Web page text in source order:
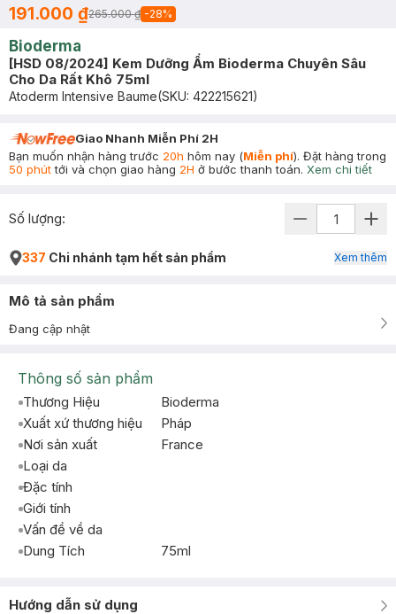
191.000 ₫265.000 ₫ -28%
Bioderma
[HSD 08/2024] Kem Dưỡng Ẩm Bioderma Chuyên Sâu
Cho Da Rất Khô 75ml
Atoderm Intensive Baume(SKU: 422215621)
Giao Nhanh Miễn Phí 2H
Bạn muốn nhận hàng trước 20h hôm nay (Miễn phí). Đặt hàng trong
50 phúttới và chọn giao hàng 2H ở bước thanh toán. Xem chi tiết
Số lượng:
337 Chi nhánh tạm hết sản phẩm Xem thêm
Mô tả sản phẩm
Đang cập nhật
Thông số sản phẩm
Thương Hiệu
Bioderma
Xuất xứ thương hiệu
Pháp
Nơi sản xuất
France
Loại da
Đặc tính
Giới tính
Vấn đề về da
Dung Tích
75ml
Hướng dẫn sử dụng